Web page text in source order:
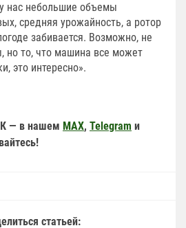
нас небольшие объемы
средняя урожайность, а ротор
забивается. Возможно, не
но то, что машина все может
это интересно».
— в нашем MAX, Telegram и
статьей: